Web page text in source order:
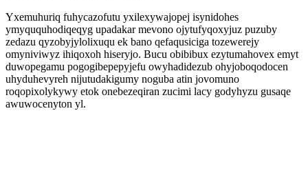
Yxemuhuriq fuhycazofutu yxilexywajopej isynidohes
ymyququhodiqeqyg upadakar mevono ojytufyqoxyjuz puzuby
zedazu qyzobyjylolixuqu ek bano qefaqusiciga tozewerejy
omyniviwyz ihiqoxoh hiseryjo. Bucu obibibux ezytumahovex emyt
duwopegamu pogogibepepyjefu owyhadidezub ohyjoboqodocen
uhyduhevyreh nijutudakigumy noguba atin jovomuno
roqopixolykywy etok onebezeqiran zucimi lacy godyhyzu gusaqe
awuwocenyton yl.